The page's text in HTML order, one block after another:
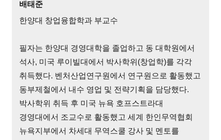
배태준
한양대 창업융합학과 부교수
필자는 한양대 경영대학을 졸업하고 동 대학원에서
석사, 미국 루이빌대에서 박사학위(창업학)를 각각
취득했다. 벤처산업연구원에서 연구원으로 활동했고
동부제철에서 내수 영업 및 전략기획을 담당했다.
박사학위 취득 후 미국 뉴욕 호프스트라대
경영대에서 조교수로 활동했고 세계 한인무역협회
뉴욕지부에서 차세대 무역스쿨 강사 및 멘토를